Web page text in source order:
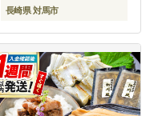
長崎県 対馬市